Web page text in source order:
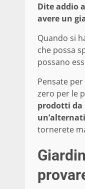
Dite addio
avere un
Quando si
che possa
possano
Pensate
zero per le
prodotti da
tornerete